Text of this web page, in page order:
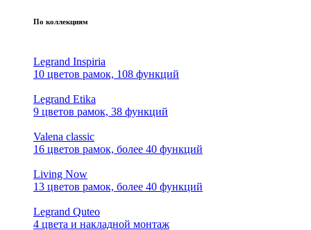
По коллекциям
Legrand Inspiria
10 цветов рамок, 108 функций
Legrand Etika
9 цветов рамок, 38 функций
Valena classic
16 цветов рамок, более 40 функций
Living Now
13 цветов рамок, более 40 функций
Legrand Quteo
4 цвета и накладной монтаж